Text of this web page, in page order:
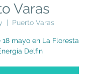
Varas
Puerto Varas
mayo en La Floresta
Delfin